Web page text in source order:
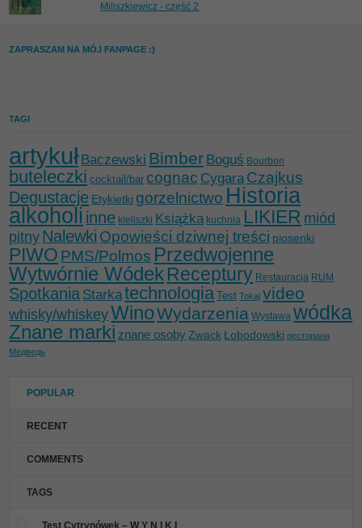
Miliszkiewicz - część 2
ZAPRASZAM NA MÓJ FANPAGE :)
TAGI
artykułBaczewski Bimber Boguś Bourbon
buteleczki cocktail/bar cognac CygaraCzajkus
Degustacje Etykietki gorzelnictwo Historia
alkoholi inne kieliszki Książka kuchnia LIKIER miód
pitny Nalewki Opowieści dziwnej treści piosenki
PIWO PMS/Polmos Przedwojenne
Wytwórnie WódekReceptury Restauracja RUM
Spotkania Starkatechnologia Test Tokaj video
whisky/whiskeyWinoWydarzenia Wystawa wódka
Znane marki znane osoby Zwack Łobodowski ресторана
Медведь
POPULAR
RECENT
COMMENTS
TAGS
Test Cytrynówek – W Y N I K I